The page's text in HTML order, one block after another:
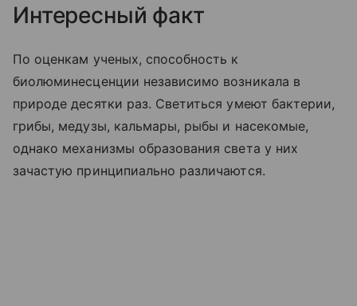
Интересный факт
По оценкам ученых, способность к
биолюминесценции независимо возникала в
природе десятки раз. Светиться умеют бактерии,
грибы, медузы, кальмары, рыбы и насекомые,
однако механизмы образования света у них
зачастую принципиально различаются.